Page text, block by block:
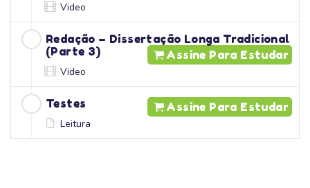
Video
Redação – Dissertação Longa Tradicional
(Parte 3)
Assine Para Estudar
Video
Testes Assine Para Estudar
Leitura